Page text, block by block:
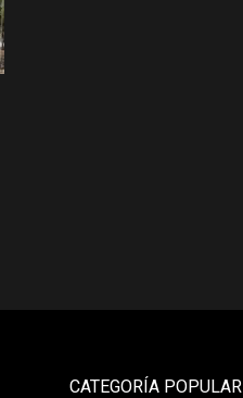
CATEGORÍA POPULAR